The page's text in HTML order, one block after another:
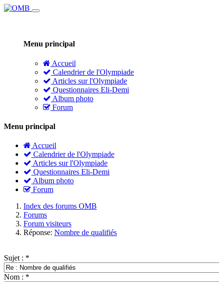
Menu principal
Accueil
Calendrier de l'Olympiade
Articles sur l'Olympiade
Questionnaires Eli-Demi
Album photo
Forum
Menu principal
Accueil
Calendrier de l'Olympiade
Articles sur l'Olympiade
Questionnaires Eli-Demi
Album photo
Forum
Index des forums OMB
Forums
Forum visiteurs
Réponse: Nombre de qualifiés
Sujet : *
Nom : *